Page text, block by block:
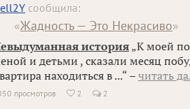
сообщила:
«Жадность — Это Некрасиво»
история „К моей
и детьми , сказали месяц
находиться в ...“ – читать
просмотров  2 2